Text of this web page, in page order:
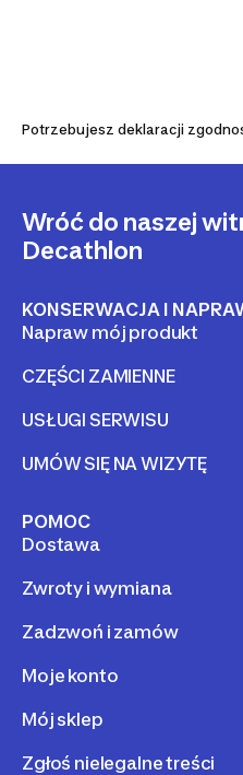
Potrzebujesz deklaracji
Wróć do naszej
Decathlon
KONSERWACJA I
Napraw mój produkt
CZĘŚCI ZAMIENNE
USŁUGI SERWISU
UMÓW SIĘ NA WIZYTĘ
POMOC
Dostawa
Zwroty i wymiana
Zadzwoń i zamów
Moje konto
Mój sklep
Zgłoś nielegalne treści